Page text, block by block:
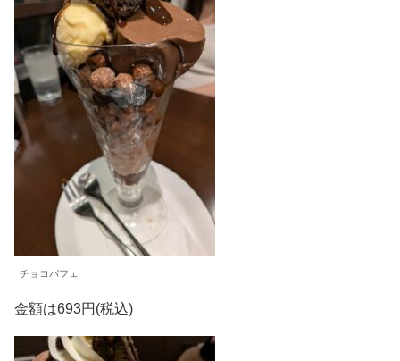
チョコパフェ
金額は693円(税込)